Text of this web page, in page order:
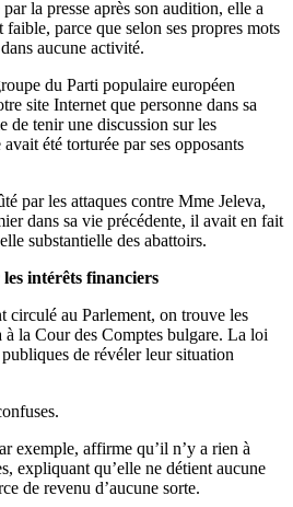
la presse après son audition, elle a
parce que selon ses propres mots
aucune activité.
du Parti populaire européen
site Internet que personne dans sa
de tenir une discussion sur les
été torturée par ses opposants
par les attaques contre Mme Jeleva,
dans sa vie précédente, il avait en fait
substantielle des abattoirs.
intérêts financiers
circulé au Parlement, on trouve les
à la Cour des Comptes bulgare. La loi
de révéler leur situation
exemple, affirme qu’il n’y a rien à
expliquant qu’elle ne détient aucune
de revenu d’aucune sorte.